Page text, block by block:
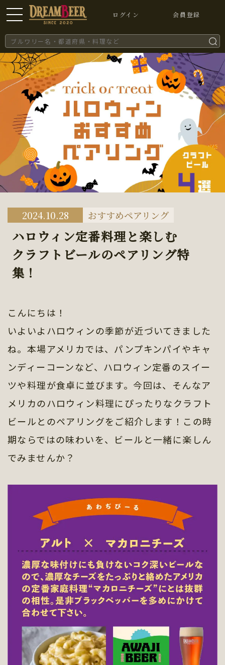
ログイン 会員登録
2024.10.28 おすすめペアリング
ハロウィン定番料理と楽しむ
クラフトビールのペアリング特
集！
こんにちは！
いよいよハロウィンの季節が近づいてきました
ね。本場アメリカでは、パンプキンパイやキャ
ンディーコーンなど、ハロウィン定番のスイー
ツや料理が食卓に並びます。今回は、そんなア
メリカのハロウィン料理にぴったりなクラフト
ビールとのペアリングをご紹介します！この時
期ならではの味わいを、ビールと一緒に楽しん
でみませんか？